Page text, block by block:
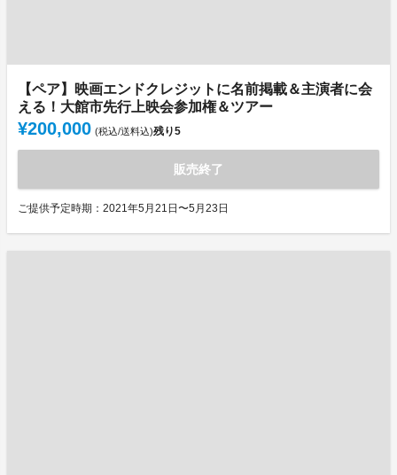
【ペア】映画エンドクレジットに名前掲載＆主演者に会
える！大館市先行上映会参加権＆ツアー
¥200,000 (税込/送料込)残り5
販売終了
ご提供予定時期：2021年5月21日〜5月23日